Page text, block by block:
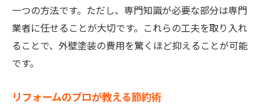
一つの方法です。ただし、専門知識が必要な部分は専門
業者に任せることが大切です。これらの工夫を取り入れ
ることで、外壁塗装の費用を驚くほど抑えることが可能
です。
リフォームのプロが教える節約術